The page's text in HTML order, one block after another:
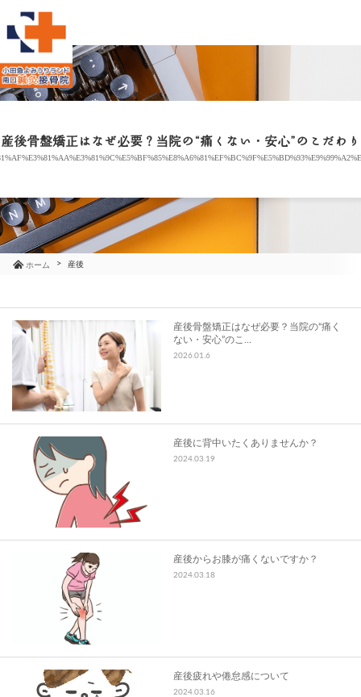
産後骨盤矯正はなぜ必要？当院の“痛くない・安心”のこだわり
ホーム 産後
産後骨盤矯正はなぜ必要？当院の“痛く
ない・安心”のこ…
2026.01.6
産後に背中いたくありませんか？
2024.03.19
産後からお膝が痛くないですか？
2024.03.18
産後疲れや倦怠感について
2024.03.16
当院のご紹介
お知らせ
ブログ
コラム
アクセス
スタッフ募集
お問い合わせ